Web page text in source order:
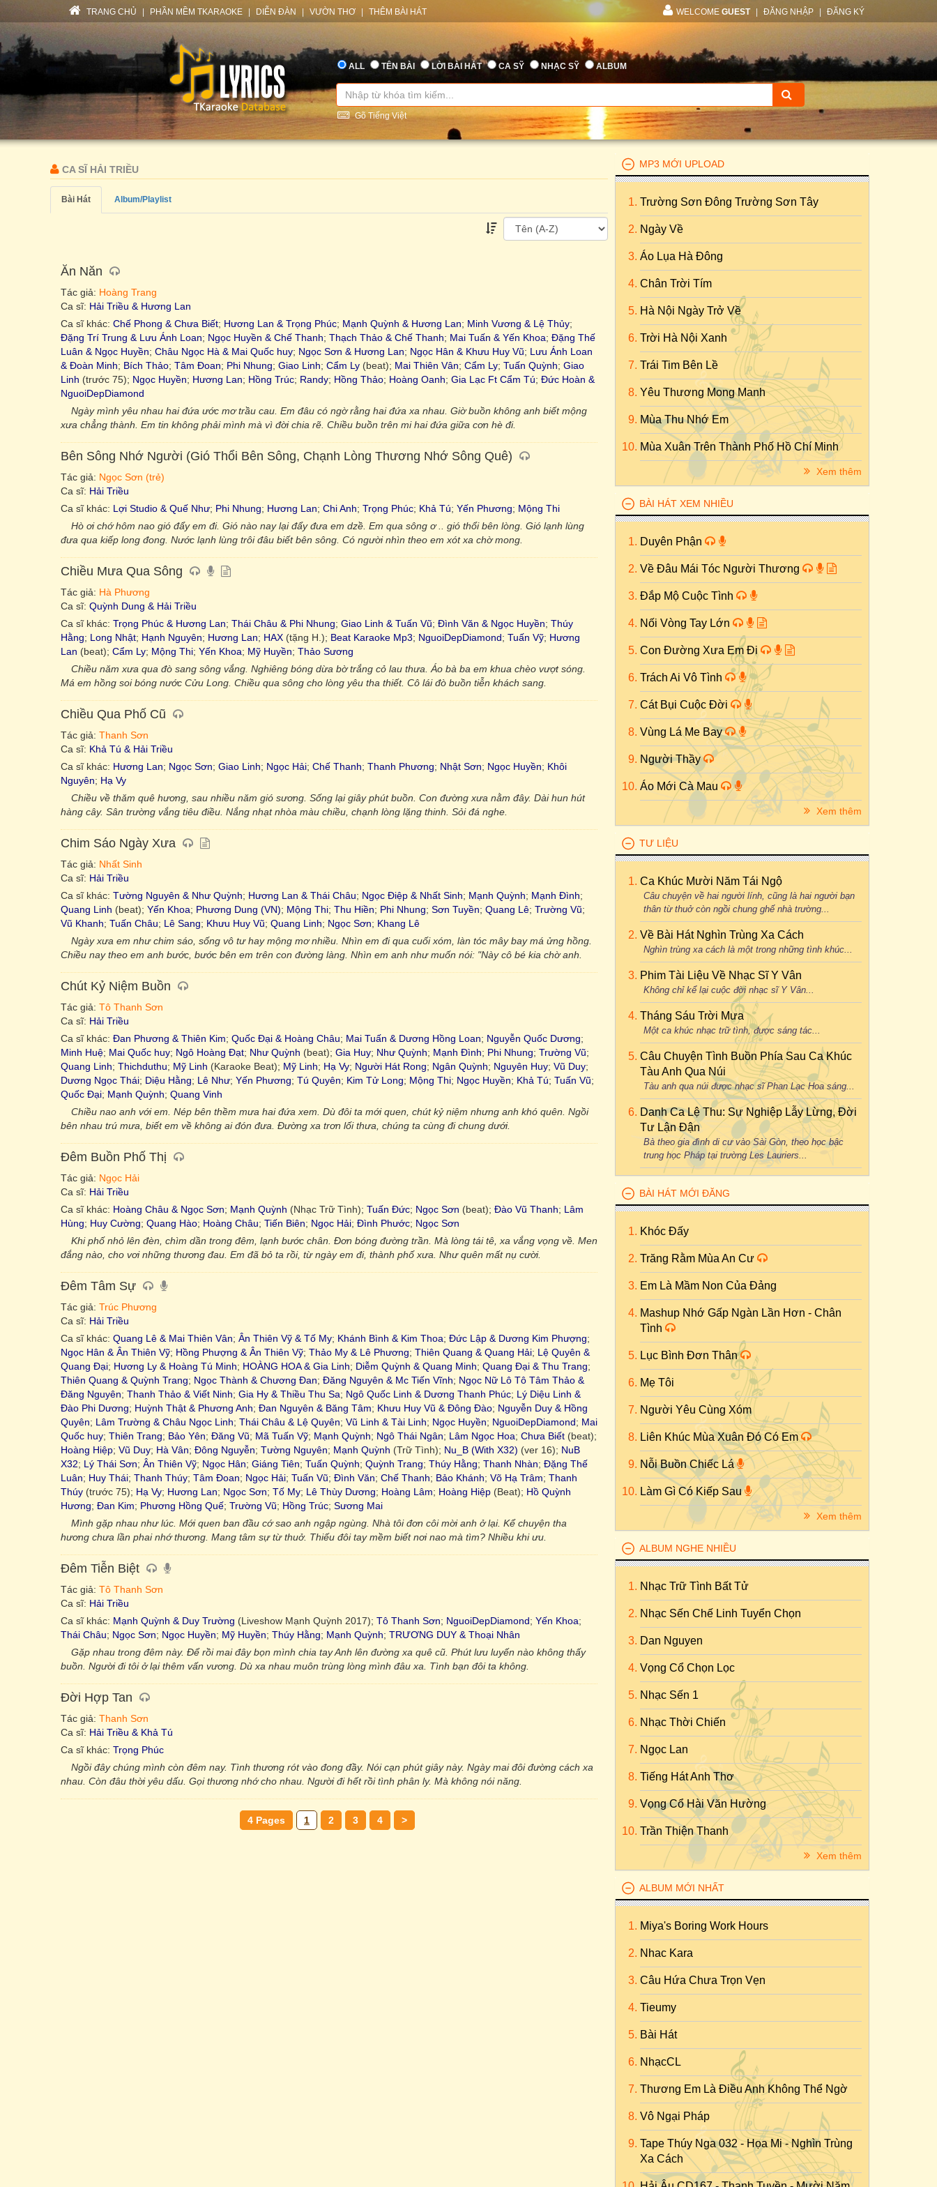
TRANG CHỦ PHẦN MỀM TKARAOKE DIỄN ĐÀN VƯỜN THƠ THÊM BÀI HÁT WELCOME GUEST ĐĂNG NHẬP ĐĂNG KÝ
ALL TÊN BÀI LỜI BÀI HÁT CA SỸ NHẠC SỸ ALBUM
Gõ Tiếng Việt
CA SĨ HẢI TRIỀU
Bài Hát Album/Playlist
Ăn Năn
Tác giả: Hoàng Trang
Ca sĩ: Hải Triều & Hương Lan
Ca sĩ khác: Chế Phong & Chưa Biết; Hương Lan & Trọng Phúc; Mạnh Quỳnh & Hương Lan; Minh Vương & Lệ Thủy;
Đặng Trí Trung & Lưu Ánh Loan; Ngọc Huyền & Chế Thanh; Thạch Thảo & Chế Thanh; Mai Tuấn & Yến Khoa; Đặng Thế
Luân & Ngọc Huyền; Châu Ngọc Hà & Mai Quốc huy; Ngọc Sơn & Hương Lan; Ngọc Hân & Khưu Huy Vũ; Lưu Ánh Loan
& Đoàn Minh; Bích Thảo; Tâm Đoan; Phi Nhung; Giao Linh; Cẩm Ly (beat); Mai Thiên Vân; Cẩm Ly; Tuấn Quỳnh; Giao
Linh (trước 75); Ngọc Huyền; Hương Lan; Hồng Trúc; Randy; Hồng Thảo; Hoàng Oanh; Gia Lạc Ft Cẩm Tú; Đức Hoàn &
NguoiDepDiamond
Ngày mình yêu nhau hai đứa ước mơ trầu cau. Em đâu có ngờ rằng hai đứa xa nhau. Giờ buồn không anh biết mộng
xưa chẳng thành. Em tin không phải mình mà vì đời chia rẽ. Chiều buồn trên mi hai đứa giữa cơn hè đi.
Bên Sông Nhớ Người (Gió Thổi Bên Sông, Chạnh Lòng Thương Nhớ Sông Quê)
Tác giả: Ngọc Sơn (trẻ)
Ca sĩ: Hải Triều
Ca sĩ khác: Lợi Studio & Quế Như; Phi Nhung; Hương Lan; Chi Anh; Trọng Phúc; Khả Tú; Yến Phương; Mộng Thi
Hò ơi chớ hôm nao gió đẩy em đi. Gió nào nay lại đẩy đưa em dzề. Em qua sông ơ .. gió thổi bên lòng. Gió lạnh lùng
đưa qua kiếp long đong. Nước lạnh lùng trôi đâu biết bên sông. Có người nhìn theo em xót xa chờ mong.
Chiều Mưa Qua Sông
Tác giả: Hà Phương
Ca sĩ: Quỳnh Dung & Hải Triều
Ca sĩ khác: Trọng Phúc & Hương Lan; Thái Châu & Phi Nhung; Giao Linh & Tuấn Vũ; Đình Văn & Ngọc Huyền; Thúy
Hằng; Long Nhật; Hạnh Nguyên; Hương Lan; HAX (tặng H.); Beat Karaoke Mp3; NguoiDepDiamond; Tuấn Vỹ; Hương
Lan (beat); Cẩm Ly; Mộng Thi; Yến Khoa; Mỹ Huyền; Thảo Sương
Chiều năm xưa qua đò sang sông vắng. Nghiêng bóng dừa bờ trắng cỏ lau thưa. Áo bà ba em khua chèo vượt sóng.
Má em hồng soi bóng nước Cửu Long. Chiều qua sông cho lòng yêu tha thiết. Cô lái đò buồn tiễn khách sang.
Chiều Qua Phố Cũ
Tác giả: Thanh Sơn
Ca sĩ: Khả Tú & Hải Triều
Ca sĩ khác: Hương Lan; Ngọc Sơn; Giao Linh; Ngọc Hải; Chế Thanh; Thanh Phương; Nhật Sơn; Ngọc Huyền; Khôi
Nguyên; Hạ Vy
Chiều về thăm quê hương, sau nhiều năm gió sương. Sống lại giây phút buồn. Con đường xưa nằm đây. Dài hun hút
hàng cây. Sân trường vắng tiêu điều. Nắng nhạt nhòa màu chiều, chạnh lòng lặng thinh. Sỏi đá nghe.
Chim Sáo Ngày Xưa
Tác giả: Nhất Sinh
Ca sĩ: Hải Triều
Ca sĩ khác: Tường Nguyên & Như Quỳnh; Hương Lan & Thái Châu; Ngọc Điệp & Nhất Sinh; Mạnh Quỳnh; Mạnh Đình;
Quang Linh (beat); Yến Khoa; Phương Dung (VN); Mộng Thi; Thu Hiền; Phi Nhung; Sơn Tuyền; Quang Lê; Trường Vũ;
Vũ Khanh; Tuấn Châu; Lê Sang; Khưu Huy Vũ; Quang Linh; Ngọc Sơn; Khang Lê
Ngày xưa em như chim sáo, sống vô tư hay mộng mơ nhiều. Nhìn em đi qua cuối xóm, làn tóc mây bay má ửng hồng.
Chiều nay theo em anh bước, bước bên em trên con đường làng. Nhìn em anh như muốn nói: "Này cô bé kia chờ anh.
Chút Kỷ Niệm Buồn
Tác giả: Tô Thanh Sơn
Ca sĩ: Hải Triều
Ca sĩ khác: Đan Phương & Thiên Kim; Quốc Đại & Hoàng Châu; Mai Tuấn & Dương Hồng Loan; Nguyễn Quốc Dương;
Minh Huệ; Mai Quốc huy; Ngô Hoàng Đạt; Như Quỳnh (beat); Gia Huy; Như Quỳnh; Mạnh Đình; Phi Nhung; Trường Vũ;
Quang Linh; Thichduthu; Mỹ Linh (Karaoke Beat); Mỹ Linh; Hạ Vy; Người Hát Rong; Ngân Quỳnh; Nguyên Huy; Vũ Duy;
Dương Ngọc Thái; Diệu Hằng; Lê Như; Yến Phương; Tú Quyên; Kim Tử Long; Mộng Thi; Ngọc Huyền; Khả Tú; Tuấn Vũ;
Quốc Đại; Mạnh Quỳnh; Quang Vinh
Chiều nao anh với em. Nép bên thềm mưa hai đứa xem. Dù đôi ta mới quen, chút kỷ niệm nhưng anh khó quên. Ngồi
bên nhau trú mưa, biết em về không ai đón đưa. Đường xa trơn lối thưa, chúng ta cùng đi chung dưới.
Đêm Buồn Phố Thị
Tác giả: Ngọc Hải
Ca sĩ: Hải Triều
Ca sĩ khác: Hoàng Châu & Ngọc Sơn; Mạnh Quỳnh (Nhạc Trữ Tình); Tuấn Đức; Ngọc Sơn (beat); Đào Vũ Thanh; Lâm
Hùng; Huy Cường; Quang Hào; Hoàng Châu; Tiến Biên; Ngọc Hải; Đình Phước; Ngọc Sơn
Khi phố nhỏ lên đèn, chìm dần trong đêm, lạnh bước chân. Đơn bóng đường trần. Mà lòng tái tê, xa vắng vọng về. Men
đắng nào, cho vơi những thương đau. Em đã bỏ ta rồi, từ ngày em đi, thành phố xưa. Như quên mất nụ cười.
Đêm Tâm Sự
Tác giả: Trúc Phương
Ca sĩ: Hải Triều
Ca sĩ khác: Quang Lê & Mai Thiên Vân; Ân Thiên Vỹ & Tố My; Khánh Bình & Kim Thoa; Đức Lập & Dương Kim Phượng;
Ngọc Hân & Ân Thiên Vỹ; Hồng Phượng & Ân Thiên Vỹ; Thảo My & Lê Phương; Thiên Quang & Quang Hải; Lệ Quyên &
Quang Đại; Hương Ly & Hoàng Tú Minh; HOÀNG HOA & Gia Linh; Diễm Quỳnh & Quang Minh; Quang Đại & Thu Trang;
Thiên Quang & Quỳnh Trang; Ngọc Thành & Chương Đan; Đăng Nguyên & Mc Tiến Vĩnh; Ngọc Nữ Lô Tô Tâm Thảo &
Đăng Nguyên; Thanh Thảo & Viết Ninh; Gia Hy & Thiều Thu Sa; Ngô Quốc Linh & Dương Thanh Phúc; Lý Diệu Linh &
Đào Phi Dương; Huỳnh Thật & Phương Anh; Đan Nguyên & Băng Tâm; Khưu Huy Vũ & Đông Đào; Nguyễn Duy & Hồng
Quyên; Lâm Trường & Châu Ngọc Linh; Thái Châu & Lệ Quyên; Vũ Linh & Tài Linh; Ngọc Huyền; NguoiDepDiamond; Mai
Quốc huy; Thiên Trang; Bảo Yên; Đăng Vũ; Mã Tuấn Vỹ; Mạnh Quỳnh; Ngô Thái Ngân; Lâm Ngọc Hoa; Chưa Biết (beat);
Hoàng Hiệp; Vũ Duy; Hà Vân; Đông Nguyễn; Tường Nguyên; Mạnh Quỳnh (Trữ Tình); Nu_B (With X32) (ver 16); NuB
X32; Lý Thái Sơn; Ân Thiên Vỹ; Ngọc Hân; Giáng Tiên; Tuấn Quỳnh; Quỳnh Trang; Thúy Hằng; Thanh Nhàn; Đặng Thế
Luân; Huy Thái; Thanh Thúy; Tâm Đoan; Ngọc Hải; Tuấn Vũ; Đình Văn; Chế Thanh; Bảo Khánh; Võ Hạ Trâm; Thanh
Thúy (trước 75); Hạ Vy; Hương Lan; Ngọc Sơn; Tố My; Lê Thùy Dương; Hoàng Lâm; Hoàng Hiệp (Beat); Hồ Quỳnh
Hương; Đan Kim; Phương Hồng Quế; Trường Vũ; Hồng Trúc; Sương Mai
Mình gặp nhau như lúc. Mới quen ban đầu cớ sao anh ngập ngùng. Nhà tôi đơn côi mời anh ở lại. Kể chuyện tha
hương chưa lần phai nhớ thương. Mang tâm sự từ thuở. Thiếu đôi tay mềm biết nơi nao mà tìm? Nhiều khi ưu.
Đêm Tiễn Biệt
Tác giả: Tô Thanh Sơn
Ca sĩ: Hải Triều
Ca sĩ khác: Mạnh Quỳnh & Duy Trường (Liveshow Mạnh Quỳnh 2017); Tô Thanh Sơn; NguoiDepDiamond; Yến Khoa;
Thái Châu; Ngọc Sơn; Ngọc Huyền; Mỹ Huyền; Thúy Hằng; Mạnh Quỳnh; TRƯƠNG DUY & Thoại Nhân
Gặp nhau trong đêm này. Để rồi mai đây bọn mình chia tay Anh lên đường xa quê cũ. Phút lưu luyến nào không thấy
buồn. Người đi tôi ở lại thêm vấn vương. Dù xa nhau muôn trùng lòng mình đâu xa. Tình bạn đôi ta không.
Đời Hợp Tan
Tác giả: Thanh Sơn
Ca sĩ: Hải Triều & Khả Tú
Ca sĩ khác: Trọng Phúc
Ngồi đây chúng mình còn đêm nay. Tình thương rót vào đong đầy. Nói cạn phút giây này. Ngày mai đôi đường cách xa
nhau. Còn đâu thời yêu dấu. Gọi thương nhớ cho nhau. Người đi hết rồi tình phân ly. Mà không nói năng.
4 Pages 1 2 3 4 >
MP3 MỚI UPLOAD
Trường Sơn Đông Trường Sơn Tây
Ngày Về
Áo Lụa Hà Đông
Chân Trời Tím
Hà Nội Ngày Trở Về
Trời Hà Nội Xanh
Trái Tim Bên Lề
Yêu Thương Mong Manh
Mùa Thu Nhớ Em
Mùa Xuân Trên Thành Phố Hồ Chí Minh
Xem thêm
BÀI HÁT XEM NHIỀU
Duyên Phận
Về Đâu Mái Tóc Người Thương
Đắp Mộ Cuộc Tình
Nối Vòng Tay Lớn
Con Đường Xưa Em Đi
Trách Ai Vô Tình
Cát Bụi Cuộc Đời
Vùng Lá Me Bay
Người Thầy
Áo Mới Cà Mau
Xem thêm
TƯ LIỆU
Ca Khúc Mười Năm Tái Ngộ
Câu chuyện về hai người lính, cũng là hai người bạn
thân từ thuở còn ngồi chung ghế nhà trường...
Về Bài Hát Nghìn Trùng Xa Cách
Nghìn trùng xa cách là một trong những tình khúc...
Phim Tài Liệu Về Nhạc Sĩ Y Vân
Không chỉ kể lại cuộc đời nhạc sĩ Y Vân...
Tháng Sáu Trời Mưa
Một ca khúc nhạc trữ tình, được sáng tác...
Câu Chuyện Tình Buồn Phía Sau Ca Khúc
Tàu Anh Qua Núi
Tàu anh qua núi được nhạc sĩ Phan Lạc Hoa sáng...
Danh Ca Lệ Thu: Sự Nghiệp Lẫy Lừng, Đời
Tư Lận Đận
Bà theo gia đình di cư vào Sài Gòn, theo học bậc
trung học Pháp tại trường Les Lauriers...
BÀI HÁT MỚI ĐĂNG
Khóc Đấy
Trăng Rằm Mùa An Cư
Em Là Mầm Non Của Đảng
Mashup Nhớ Gấp Ngàn Lần Hơn - Chân
Tình
Lục Bình Đơn Thân
Mẹ Tôi
Người Yêu Cùng Xóm
Liên Khúc Mùa Xuân Đó Có Em
Nỗi Buồn Chiếc Lá
Làm Gì Có Kiếp Sau
Xem thêm
ALBUM NGHE NHIỀU
Nhạc Trữ Tình Bất Tử
Nhạc Sến Chế Linh Tuyển Chọn
Dan Nguyen
Vọng Cổ Chọn Lọc
Nhạc Sến 1
Nhạc Thời Chiến
Ngọc Lan
Tiếng Hát Anh Thơ
Vọng Cổ Hài Văn Hường
Trần Thiện Thanh
Xem thêm
ALBUM MỚI NHẤT
Miya's Boring Work Hours
Nhac Kara
Câu Hứa Chưa Trọn Vẹn
Tieumy
Bài Hát
NhạcCL
Thương Em Là Điều Anh Không Thể Ngờ
Vô Ngại Pháp
Tape Thúy Nga 032 - Họa Mi - Nghìn Trùng
Xa Cách